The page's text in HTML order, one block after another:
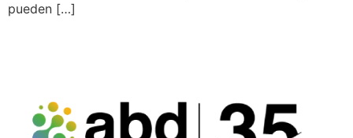
pueden […]